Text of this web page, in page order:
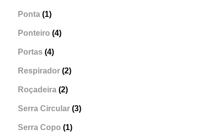
Ponta (1)
Ponteiro (4)
Portas (4)
Respirador (2)
Roçadeira (2)
Serra Circular (3)
Serra Copo (1)